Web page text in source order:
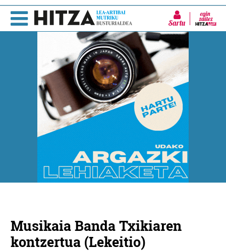
Sartu
Musikaia Banda Txikiaren
kontzertua (Lekeitio)